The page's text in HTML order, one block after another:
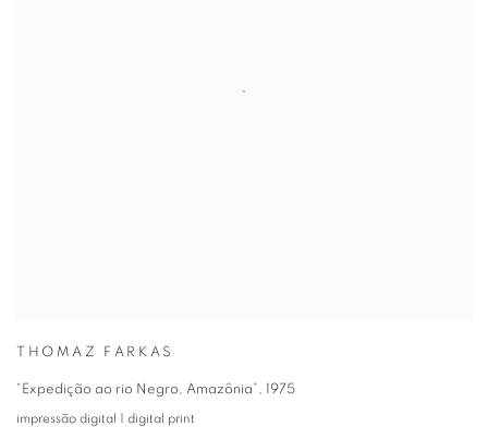
THOMAZ FARKAS
“Expedição ao rio Negro, Amazônia” , 1975
impressão digital | digital print